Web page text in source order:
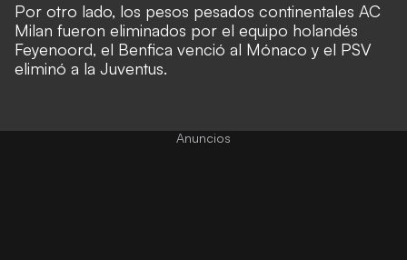
Por otro lado, los pesos pesados continentales AC
Milan fueron eliminados por el equipo holandés
Feyenoord, el Benfica venció al Mónaco y el PSV
eliminó a la Juventus.
Anuncios